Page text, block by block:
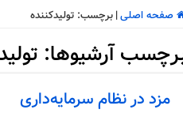
صفحه اصلی| برچسب: تولیدکننده
آرشیوها:
مزد در نظام سرمایه‌داری